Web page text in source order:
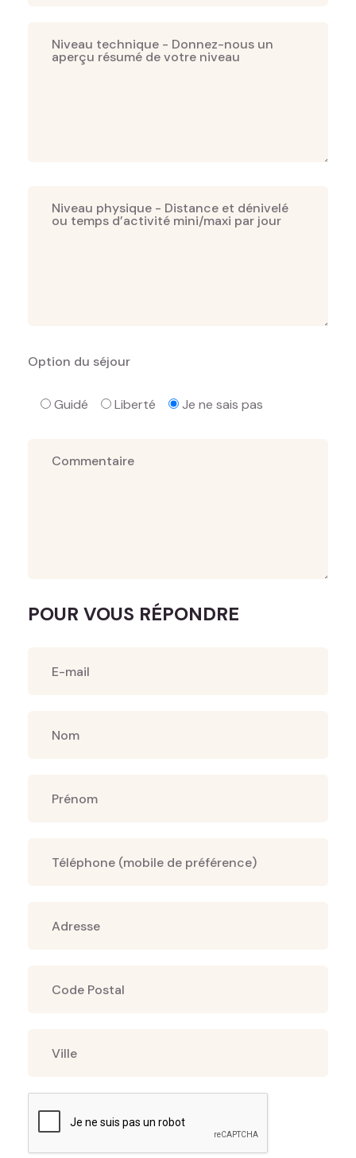
Option du séjour
Guidé Liberté Je ne sais pas
POUR VOUS RÉPONDRE